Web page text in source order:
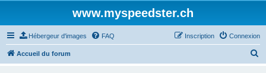
www.myspeedster.ch
Hébergeur d'images FAQ Connexion
Inscription
Accueil du forum